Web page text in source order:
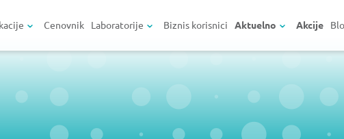
Cenovnik Laboratorije Biznis korisnici Aktuelno Akcije